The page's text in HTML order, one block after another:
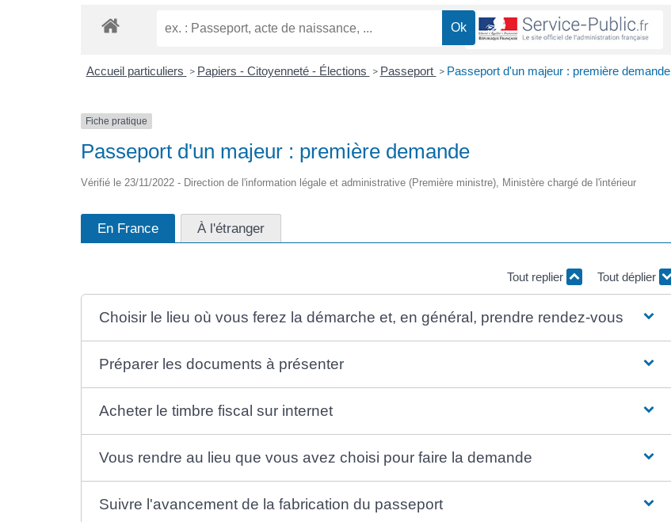
Accueil particuliers > Papiers - Citoyenneté - Élections > Passeport > Passeport d'un majeur : première demande
Fiche pratique
Passeport d'un majeur : première demande
Vérifié le 23/11/2022 - Direction de l'information légale et administrative (Première ministre), Ministère chargé de l'intérieur
En France À l'étranger
Tout replier Tout déplier
Choisir le lieu où vous ferez la démarche et, en général, prendre rendez-vous
Préparer les documents à présenter
Acheter le timbre fiscal sur internet
Vous rendre au lieu que vous avez choisi pour faire la demande
Suivre l'avancement de la fabrication du passeport